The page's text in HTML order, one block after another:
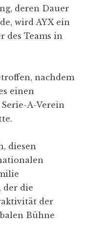
deren Dauer
wird AYX ein
des Teams in
nachdem
einen
A-Verein
diesen
der die
der
Bühne